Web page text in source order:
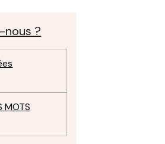
nous ?
MOTS